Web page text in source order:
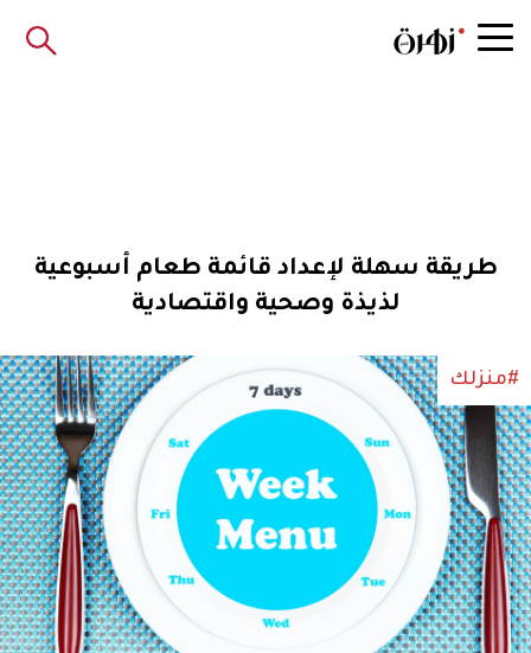
طريقة سهلة لإعداد قائمة طعام أسبوعية
لذيذة وصحية واقتصادية
#منزلك